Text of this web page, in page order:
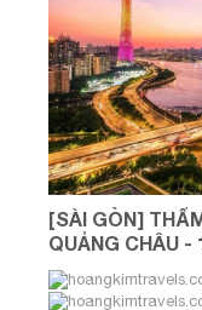
[SÀI GÒN]
QUẢNG CHÂU -
Southern